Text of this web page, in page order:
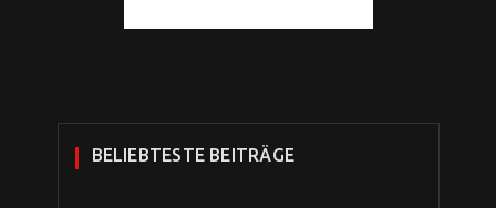
BELIEBTESTE BEITRÄGE